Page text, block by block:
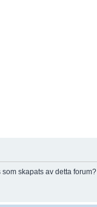
skapats av detta forum?